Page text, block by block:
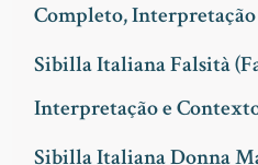
p
o
r
Completo, Interpretação
Sibilla Italiana Falsità
Interpretação e
Sibilla Italiana Donna